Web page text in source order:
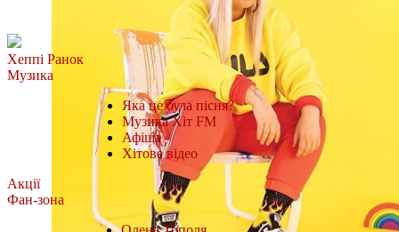
Хеппі Ранок
Музика
Яка це була пісня?
Музика Хіт FM
Афіша
Хітове відео
Акції
Фан-зона